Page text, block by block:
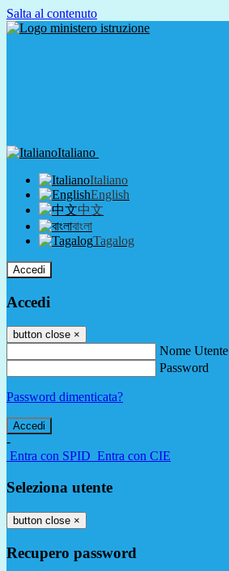
Salta al contenuto
Italiano
Italiano
English
中文
বাংলা
Tagalog
Accedi
Accedi
button close ×
Nome Utente
Password
Password dimenticata?
-
Entra con SPID Entra con CIE
Seleziona utente
button close ×
Recupero password